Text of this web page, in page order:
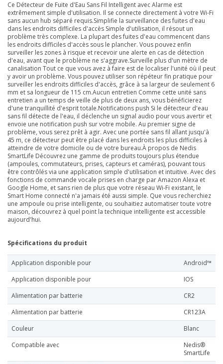
Ce Détecteur de Fuite d'Eau Sans Fil Intelligent avec Alarme est
extrêmement simple d'utilisation. Il se connecte directement à votre Wi-Fi
sans aucun hub séparé requis.Simplifie la surveillance des fuites d'eau
dans les endroits difficiles d'accès Simple d'utilisation, il résout un
problème très complexe. La plupart des fuites d'eau commencent dans
les endroits difficiles d'accès sous le plancher. Vous pouvez enfin
surveiller les zones à risque et recevoir une alerte en cas de détection
d'eau, avant que le problème ne s'aggrave.Surveille plus d'un mètre de
canalisation Tout ce que vous avez à faire est de localiser l'unité où il peut
y avoir un problème. Vous pouvez utiliser son répéteur fin pratique pour
surveiller les endroits difficiles d'accès, grâce à sa largeur de seulement 6
mm et sa longueur de 115 cm.Aucun entretien Comme cette unité sans
entretien a un temps de veille de plus de deux ans, vous bénéficierez
d'une tranquillité d'esprit totale.Notifications push Si le détecteur d'eau
sans fil détecte de l'eau, il déclenche un signal audio pour vous avertir et
envoie une notification push sur votre mobile. Au premier signe de
problème, vous serez prêt à agir. Avec une portée sans fil allant jusqu'à
45 m, ce détecteur peut être placé dans les endroits les plus difficiles à
atteindre de votre domicile ou de votre bureau.À propos de Nedis
SmartLife Découvrez une gamme de produits toujours plus étendue
(ampoules, commutateurs, prises, capteurs et caméras), pouvant tous
être contrôlés via une application simple d'utilisation et intuitive. Avec des
fonctions de commande vocale prises en charge par Amazon Alexa et
Google Home, et sans rien de plus que votre réseau Wi-Fi existant, le
Smart Home connecté n'a jamais été aussi simple. Que vous recherchiez
une ampoule ou prise intelligente, ou souhaitiez automatiser toute votre
maison, découvrez à quel point la technique intelligente est accessible
aujourd'hui.
Spécifications du produit
Application disponible pour
Android™
Application disponible pour
IOS
Alimentation par batterie
CR2
Alimentation par batterie
CR123A
Couleur
Blanc
Compatible avec
Nedis®
SmartLife